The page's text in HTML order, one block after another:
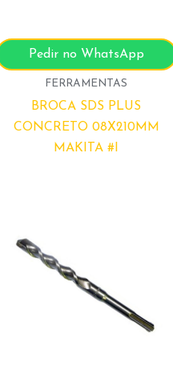
Pedir no WhatsApp
FERRAMENTAS
BROCA SDS PLUS
CONCRETO 08X210MM
MAKITA #I